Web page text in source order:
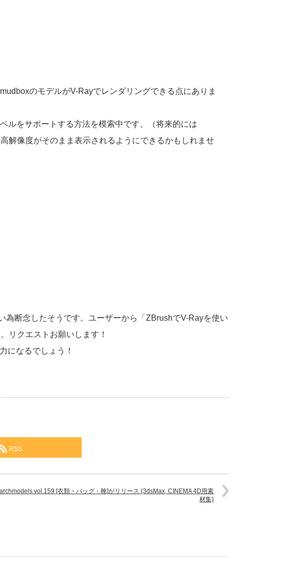
のモデルがV-Rayでレンダリングできる点にありま
ルをサポートする方法を模索中です。（将来的には
解像度がそのまま表示されるようにできるかもしれませ
断念したそうです。ユーザーから「ZBrushでV-Rayを使い
リクエストお願いします！
になるでしょう！
RSS
vol.159 [衣類・バッグ・靴]がリリース (3dsMax, CINEMA 4D用素
材集)